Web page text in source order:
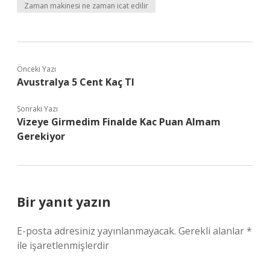
Zaman makinesi ne zaman icat edilir
Önceki Yazı
Avustralya 5 Cent Kaç Tl
Sonraki Yazı
Vizeye Girmedim Finalde Kac Puan Almam
Gerekiyor
Bir yanıt yazın
E-posta adresiniz yayınlanmayacak. Gerekli alanlar*
ile işaretlenmişlerdir